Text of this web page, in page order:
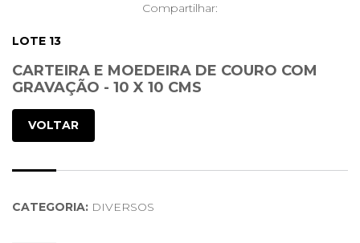
Compartilhar:
LOTE 13
CARTEIRA E MOEDEIRA DE COURO COM
GRAVAÇÃO - 10 X 10 CMS
VOLTAR
CATEGORIA: DIVERSOS